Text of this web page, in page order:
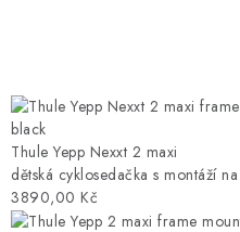
Thule Yepp Nexxt 2 maxi
dětská cyklosedačka s montáží
3890,00 Kč